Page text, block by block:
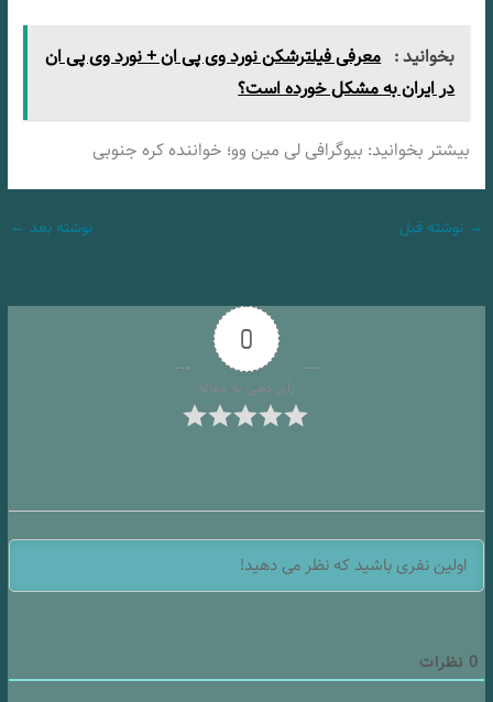
بخوانید : معرفی فیلترشکن نورد وی پی ان + نورد وی پی ان
در ایران به مشکل خورده است؟
بیشتر بخوانید: بیوگرافی لی مین وو؛ خواننده کره جنوبی
→ نوشته قبل نوشته بعد ←
0
رأی دهی به مقاله
0 نظرات